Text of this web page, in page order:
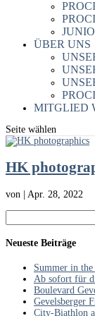
ÜBER UNS
MITGLIED
Seite wählen
HK
von
Apr. 28, 2022
nach:
Neueste Beiträge
Summer in
Ab sofort für
Boulevard
Gevelsberger
City-Biathlon